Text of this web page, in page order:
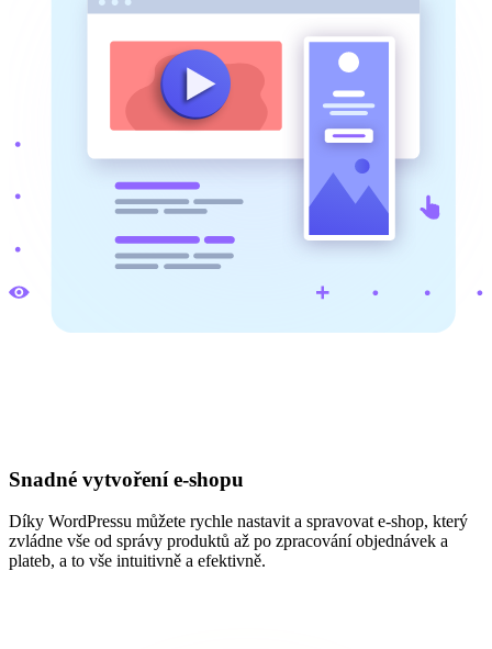
Snadné vytvoření e-shopu
Díky WordPressu můžete rychle nastavit a spravovat e-shop, který
zvládne vše od správy produktů až po zpracování objednávek a
plateb, a to vše intuitivně a efektivně.